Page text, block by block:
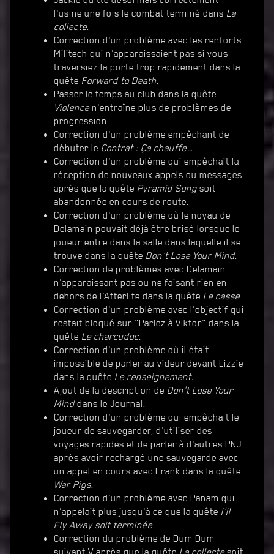
l'usine une fois le combat terminé dans La
collecte.
Correction d'un problème avec les renforts
Militech qui n'apparaissaient pas si vous
traversiez la porte trop rapidement dans la
quête Forward to Death.
Passer le temps au club dans la quête
Violencen'entraîne plus de problèmes de
progression.
Correction d'un problème empêchant de
débuter le Contrat : Ça chauffe…
Correction d'un problème qui empêchait la
réception de nouveaux appels ou messages
après que la quête Pyramid Song soit
abandonnée en cours de route.
Correction d'un problème où le noyau de
Delamain pouvait déjà être brisé lorsque le
joueur entre dans la salle dans laquelle il se
trouve dans la quête Don't Lose Your Mind.
Correction de problèmes avec Delamain
n'apparaissant pas ou ne faisant rien en
dehors de l'Afterlife dans la quête Le casse.
Correction d'un problème avec l'objectif qui
restait bloqué sur "Parlez à Viktor" dans la
quête Le charcudoc.
Correction d'un problème où il était
impossible de parler au videur devant Lizzie
dans la quête Le renseignement.
Ajout de la description de Don't Lose Your
Minddans le Journal.
Correction d'un problème qui empêchait le
joueur de sauvegarder, d'utiliser des
voyages rapides et de parler à d'autres PNJ
après avoir rechargé une sauvegarde avec
un appel en cours avec Frank dans la quête
War Pigs.
Correction d'un problème avec Panam qui
n'appelait plus jusqu'à ce que la quête I'll
Fly Away soit terminée.
Correction du problème de Dum Dum